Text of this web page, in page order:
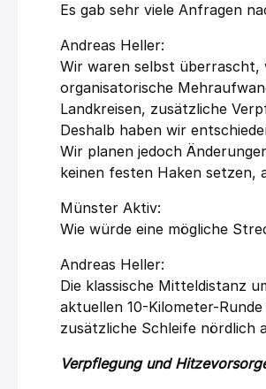
Es gab sehr viele Anfragen
Andreas Heller:
Wir waren selbst überrascht,
organisatorische
Landkreisen, zusätzliche
Deshalb haben wir
Wir planen jedoch
keinen festen Haken setzen,
Münster Aktiv:
Wie würde eine mögliche
Andreas Heller:
Die klassische Mitteldistanz
aktuellen 10-Kilometer-
zusätzliche Schleife nördlich
Verpflegung und